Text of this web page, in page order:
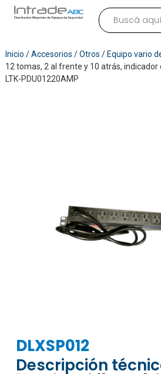
Inicio /Accesorios /Otros / Equipo vario
12 tomas, 2 al frente y 10 atrás, indicador
LTK-PDU01220AMP
DLXSP012
Descripción